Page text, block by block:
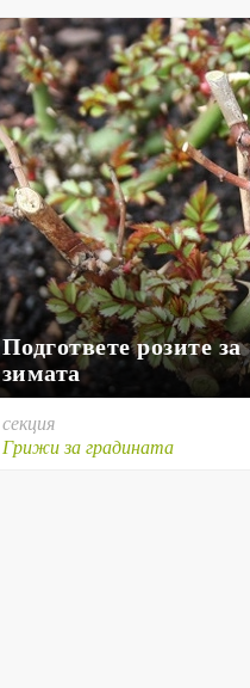
Подгответе розите за
зимата
секция
Грижи за градината